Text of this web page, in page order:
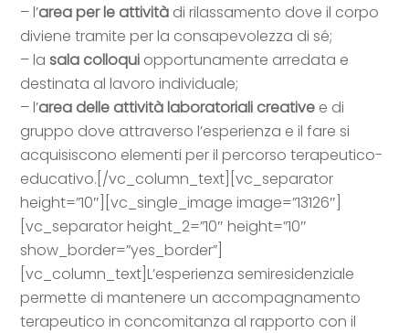
– l’area per le attività di rilassamento dove il corpo
diviene tramite per la consapevolezza di sé;
– lasala colloqui opportunamente arredata e
destinata al lavoro individuale;
– l’area delle attività laboratoriali creative e di
gruppo dove attraverso l’esperienza e il fare si
acquisiscono elementi per il percorso terapeutico-
educativo.[/vc_column_text][vc_separator
height=”10″][vc_single_image image=”13126″]
[vc_separator height_2=”10″ height=”10″
show_border=”yes_border”]
[vc_column_text]L’esperienza semiresidenziale
permette di mantenere un accompagnamento
terapeutico in concomitanza al rapporto con il